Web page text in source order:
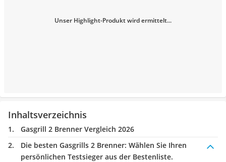
Unser Highlight-Produkt wird ermittelt...
Inhaltsverzeichnis
Gasgrill 2 Brenner Vergleich 2026
Die besten Gasgrills 2 Brenner: Wählen Sie Ihren
persönlichen Testsieger aus der Bestenliste.